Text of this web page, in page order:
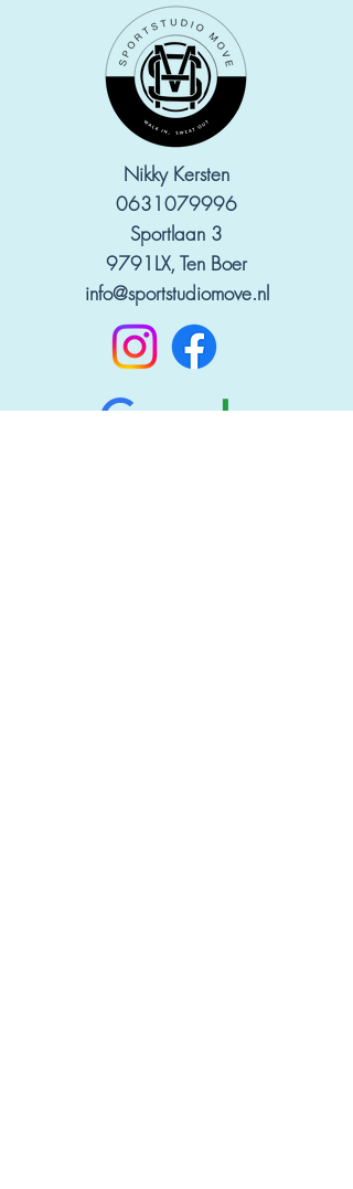
Nikky Kersten
0631079996
Sportlaan 3
9791LX, Ten Boer
info@sportstudiomove.nl